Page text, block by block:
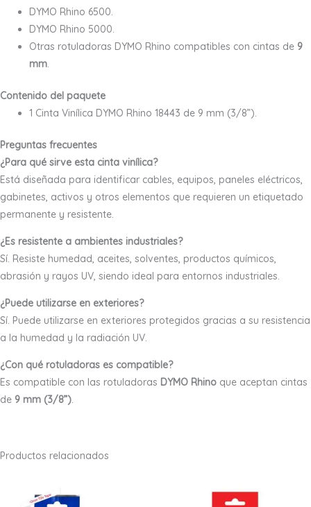
DYMO Rhino 6500.
DYMO Rhino 5000.
Otras rotuladoras DYMO Rhino compatibles con cintas de 9
mm.
Contenido del paquete
1 Cinta Vinílica DYMO Rhino 18443 de 9 mm (3/8”).
Preguntas frecuentes
¿Para qué sirve esta cinta vinílica?
Está diseñada para identificar cables, equipos, paneles eléctricos,
gabinetes, activos y otros elementos que requieren un etiquetado
permanente y resistente.
¿Es resistente a ambientes industriales?
Sí. Resiste humedad, aceites, solventes, productos químicos,
abrasión y rayos UV, siendo ideal para entornos industriales.
¿Puede utilizarse en exteriores?
Sí. Puede utilizarse en exteriores protegidos gracias a su resistencia
a la humedad y la radiación UV.
¿Con qué rotuladoras es compatible?
Es compatible con las rotuladoras DYMO Rhino que aceptan cintas
de 9 mm (3/8”).
Productos relacionados